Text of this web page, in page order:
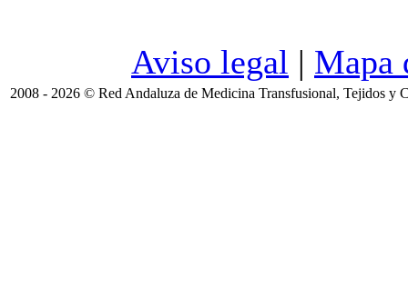
Aviso legal | Mapa
2008 - 2026 © Red Andaluza de Medicina Transfusional, Tejidos y